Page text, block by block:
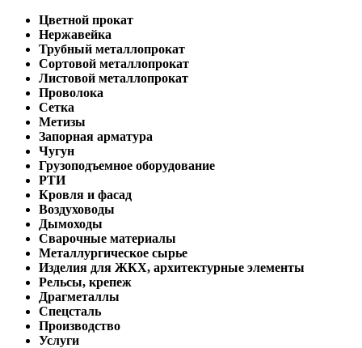
Цветной прокат
Нержавейка
Трубный металлопрокат
Сортовой металлопрокат
Листовой металлопрокат
Проволока
Сетка
Метизы
Запорная арматура
Чугун
Грузоподъемное оборудование
РТИ
Кровля и фасад
Воздуховоды
Дымоходы
Сварочные материалы
Металлургическое сырье
Изделия для ЖКХ, архитектурные элементы
Рельсы, крепеж
Драгметаллы
Спецсталь
Производство
Услуги